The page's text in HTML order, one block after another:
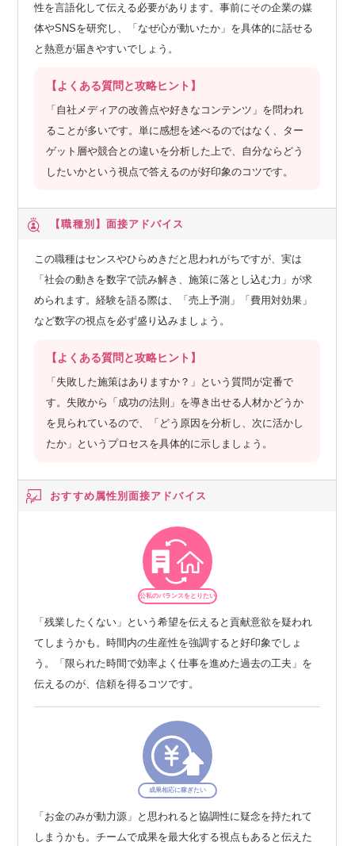
性を言語化して伝える必要があります。事前にその企業の媒
体やSNSを研究し、「なぜ心が動いたか」を具体的に話せる
と熱意が届きやすいでしょう。
【よくある質問と攻略ヒント】
「自社メディアの改善点や好きなコンテンツ」を問われ
ることが多いです。単に感想を述べるのではなく、ター
ゲット層や競合との違いを分析した上で、自分ならどう
したいかという視点で答えるのが好印象のコツです。
【職種別】 面接アドバイス
この職種はセンスやひらめきだと思われがちですが、実は
「社会の動きを数字で読み解き、施策に落とし込む力」が求
められます。経験を語る際は、「売上予測」「費用対効果」
など数字の視点を必ず盛り込みましょう。
【よくある質問と攻略ヒント】
「失敗した施策はありますか？」という質問が定番で
す。失敗から「成功の法則」を導き出せる人材かどうか
を見られているので、「どう原因を分析し、次に活かし
たか」というプロセスを具体的に示しましょう。
おすすめ属性別面接アドバイス
公私のバランスをとりたい
「残業したくない」という希望を伝えると貢献意欲を疑われ
てしまうかも。時間内の生産性を強調すると好印象でしょ
う。「限られた時間で効率よく仕事を進めた過去の工夫」を
伝えるのが、信頼を得るコツです。
成果相応に稼ぎたい
「お金のみが動力源」と思われると協調性に疑念を持たれて
しまうかも。チームで成果を最大化する視点もあると伝えた